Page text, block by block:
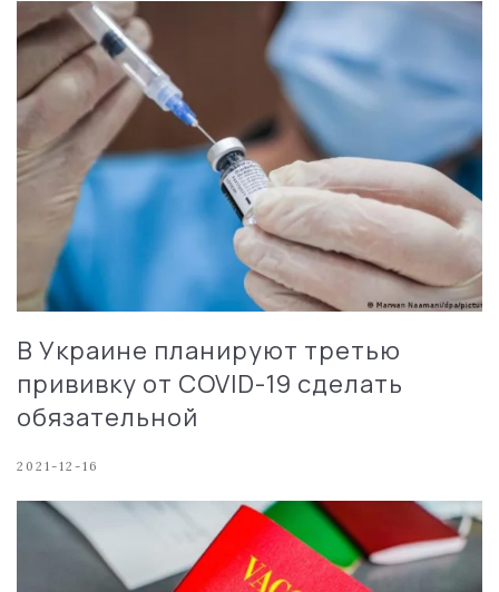
В Украине планируют третью
прививку от COVID-19 сделать
обязательной
2021-12-16